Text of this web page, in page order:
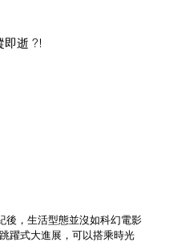
即逝 ?!
後，生活型態並沒如科幻電影
躍式大進展，可以搭乘時光